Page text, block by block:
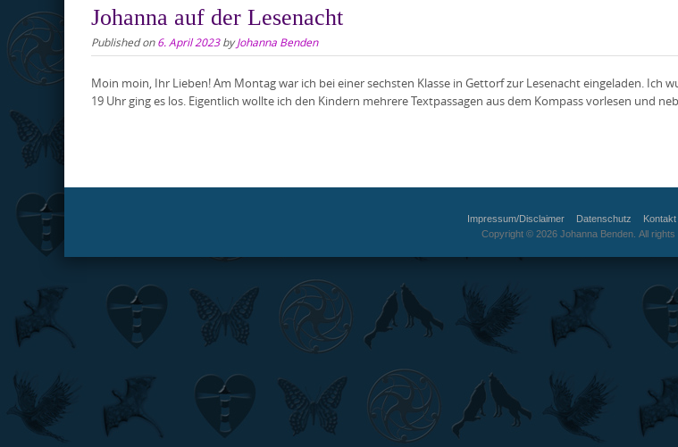
Johanna auf der Lesenacht
Published on6. April 2023byJohanna Benden
Moin moin, Ihr Lieben! Am Montag war ich bei einer sechsten Klasse in Gettorf zur Lesenacht eingeladen.
19 Uhr ging es los. Eigentlich wollte ich den Kindern mehrere Textpassagen aus dem Kompass vorlesen und
Impressum/Disclaimer Datenschutz
Copyright © 2026 Johanna Benden. All rights